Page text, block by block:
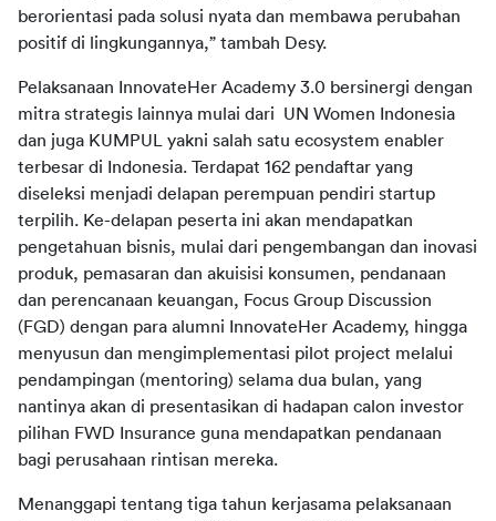
berorientasi pada solusi nyata dan membawa perubahan
Pelaksanaan InnovateHer Academy 3.0 bersinergi dengan
mitra strategis lainnya mulai dari  UN Women Indonesia
dan juga KUMPUL yakni salah satu ecosystem enabler
terbesar di Indonesia. Terdapat 162 pendaftar yang
diseleksi menjadi delapan perempuan pendiri startup
terpilih. Ke-delapan peserta ini akan mendapatkan
pengetahuan bisnis, mulai dari pengembangan dan inovasi
produk, pemasaran dan akuisisi konsumen, pendanaan
dan perencanaan keuangan, Focus Group Discussion
(FGD) dengan para alumni InnovateHer Academy, hingga
menyusun dan mengimplementasi pilot project melalui
pendampingan (mentoring) selama dua bulan, yang
nantinya akan di presentasikan di hadapan calon investor
pilihan FWD Insurance guna mendapatkan pendanaan
Menanggapi tentang tiga tahun kerjasama pelaksanaan